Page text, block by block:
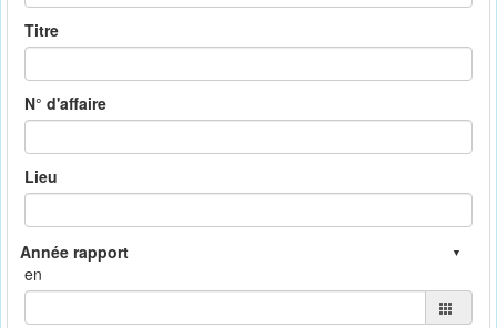
Titre
N° d'affaire
Lieu
en